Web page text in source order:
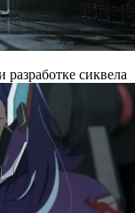
сиквела